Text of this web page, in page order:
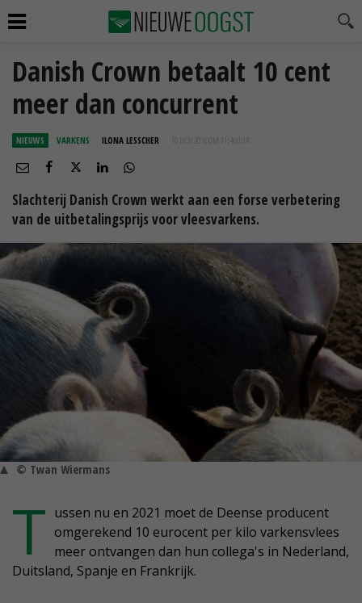
Danish Crown betaalt 10 cent
meer dan concurrent
NIEUWS VARKENS ILONA LESSCHER 10 NOV 2016 OM 11:46
Slachterij Danish Crown werkt aan een forse verbetering
van de uitbetalingsprijs voor vleesvarkens.
© Twan Wiermans
T ussen nu en 2021 moet de Deense producent
omgerekend 10 eurocent per kilo varkensvlees
meer ontvangen dan hun collega's in Nederland,
Duitsland, Spanje en Frankrijk.